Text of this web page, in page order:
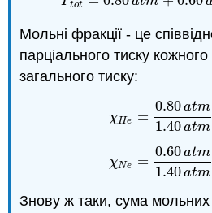
tot
Мольні фракції - це
парціального тиску
загального тиску:
χHe =
0.80atm
1.40atm
χHe =0.80atm
χNe =
0.60atm
1.40atm
χNe =0.60atm
Знову ж таки, сума мольних